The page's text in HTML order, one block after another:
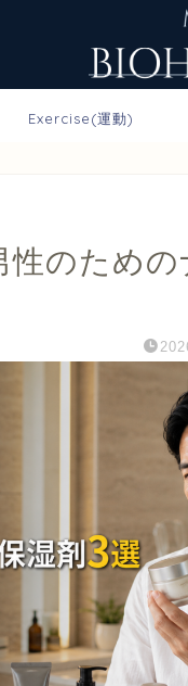
Exercise(運動)
性のため